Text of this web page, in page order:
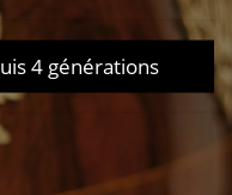
4 générations